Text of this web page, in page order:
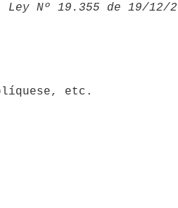
Ley Nº 19.355 de 19/